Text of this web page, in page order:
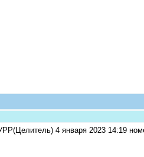
4 января 2023 14:19